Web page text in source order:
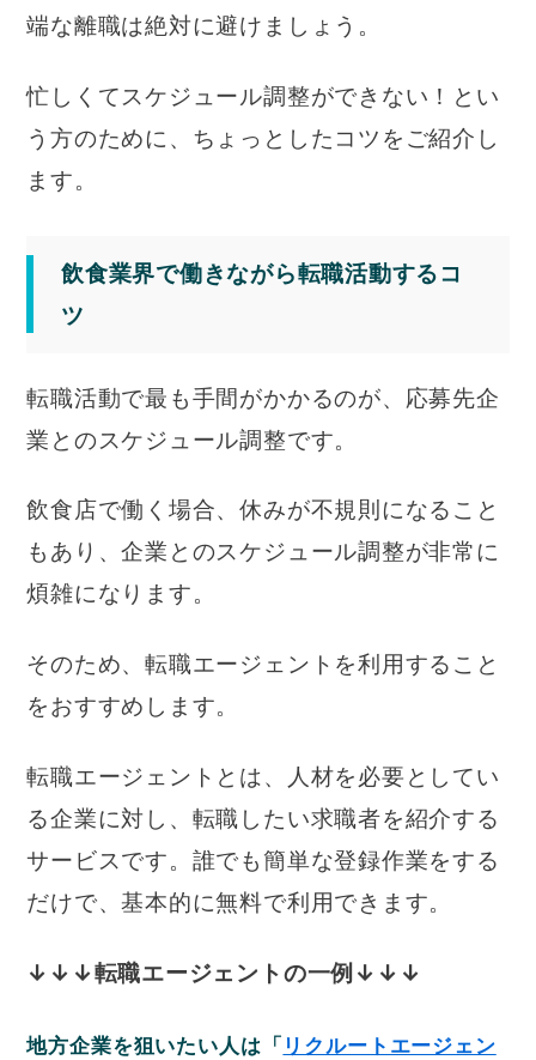
端な離職は絶対に避けましょう。
忙しくてスケジュール調整ができない！とい
う方のために、ちょっとしたコツをご紹介し
ます。
飲食業界で働きながら転職活動するコ
ツ
転職活動で最も手間がかかるのが、応募先企
業とのスケジュール調整です。
飲食店で働く場合、休みが不規則になること
もあり、企業とのスケジュール調整が非常に
煩雑になります。
そのため、転職エージェントを利用すること
をおすすめします。
転職エージェントとは、人材を必要としてい
る企業に対し、転職したい求職者を紹介する
サービスです。誰でも簡単な登録作業をする
だけで、基本的に無料で利用できます。
↓↓↓転職エージェントの一例↓↓↓
地方企業を狙いたい人は「 リクルートエージェン